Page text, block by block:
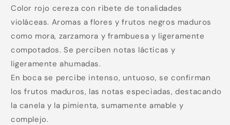
Color rojo cereza con ribete de tonalidades
violáceas. Aromas a flores y frutos negros maduros
como mora, zarzamora y frambuesa y ligeramente
compotados. Se perciben notas lácticas y
ligeramente ahumadas.
En boca se percibe intenso, untuoso, se confirman
los frutos maduros, las notas especiadas, destacando
la canela y la pimienta, sumamente amable y
complejo.
Compra ahora y paga a meses
sin tarjeta de crédito